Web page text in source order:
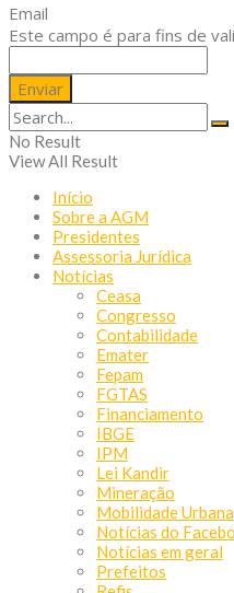
Email
Este campo é para fins de
No Result
View All Result
Início
Sobre a AGM
Presidentes
Assessoria Jurídica
Notícias
Ceasa
Congresso
Contabilidade
Emater
Fepam
FGTAS
Financiamento
IBGE
IPM
Lei Kandir
Mineração
Mobilidade Urbana
Notícias do
Notícias em geral
Prefeitos